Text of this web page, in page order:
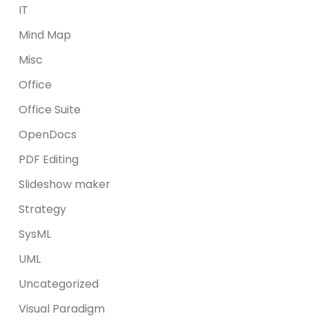
IT
Mind Map
Misc
Office
Office Suite
OpenDocs
PDF Editing
Slideshow maker
Strategy
SysML
UML
Uncategorized
Visual Paradigm